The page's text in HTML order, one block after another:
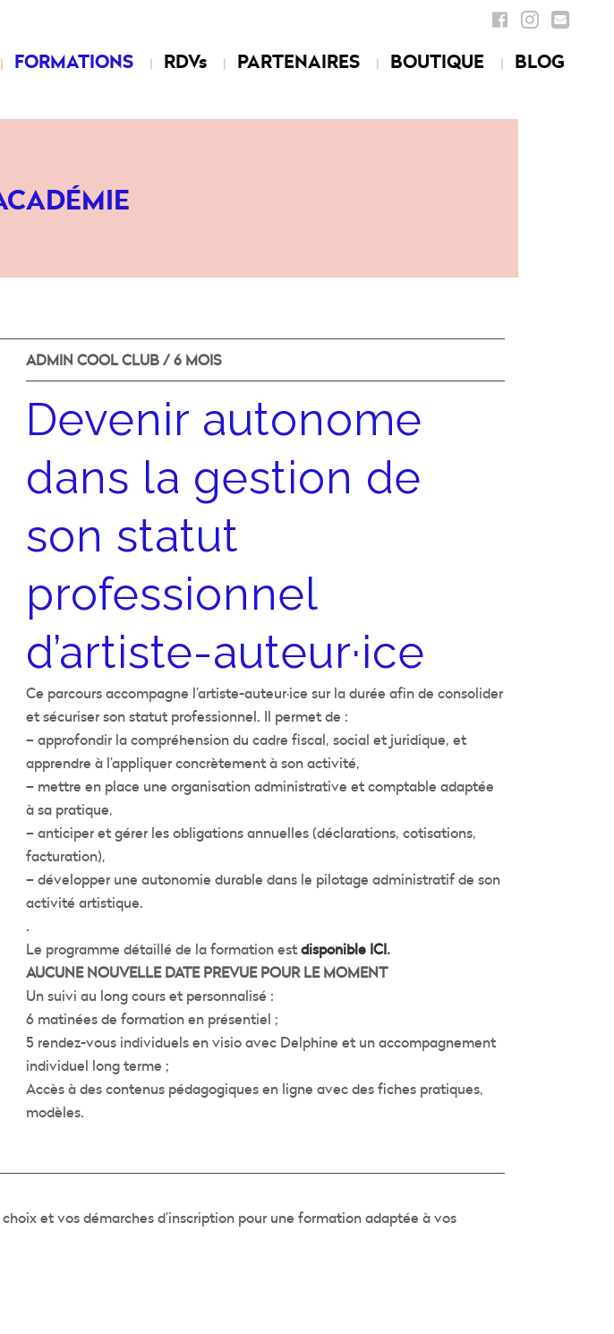
FORMATIONS RDVs PARTENAIRES BOUTIQUE BLOG
ADMIN COOL CLUB / 6 MOIS
Devenir autonome
dans la gestion de
son statut
professionnel
d’artiste-auteur·ice
Ce parcours accompagne l’artiste-auteur·ice sur la durée afin de consolider
et sécuriser son statut professionnel. Il permet de :
– approfondir la compréhension du cadre fiscal, social et juridique, et
apprendre à l’appliquer concrètement à son activité,
– mettre en place une organisation administrative et comptable adaptée
à sa pratique,
– anticiper et gérer les obligations annuelles (déclarations, cotisations,
facturation),
– développer une autonomie durable dans le pilotage administratif de son
activité artistique.
.
Le programme détaillé de la formation estdisponible ICI.
AUCUNE NOUVELLE DATE PREVUE POUR LE MOMENT
Un suivi au long cours et personnalisé :
6 matinées de formation en présentiel ;
5 rendez-vous individuels en visio avec Delphine et un accompagnement
individuel long terme ;
Accès à des contenus pédagogiques en ligne avec des fiches pratiques,
modèles.
et vos démarches d’inscription pour une formation adaptée à vos